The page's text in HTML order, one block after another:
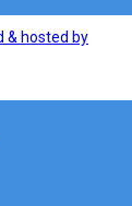
& hosted by